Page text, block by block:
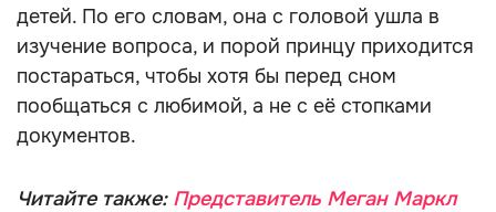
детей. По его словам, она с головой ушла в
изучение вопроса, и порой принцу приходится
постараться, чтобы хотя бы перед сном
пообщаться с любимой, а не с её стопками
документов.
Читайте также: Представитель Меган Маркл